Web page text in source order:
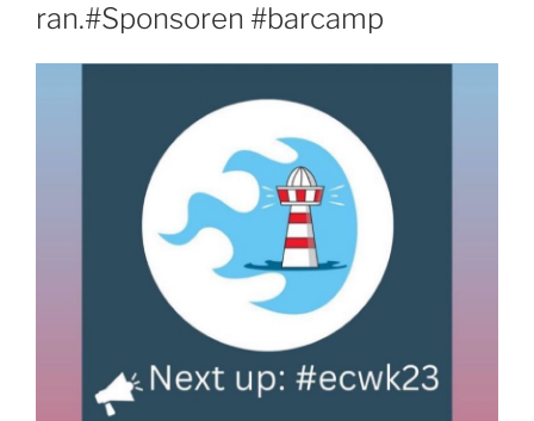
ran.#Sponsoren #barcamp